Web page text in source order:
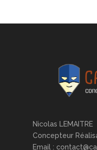
Nicolas LEMAITRE
Concepteur
Email :